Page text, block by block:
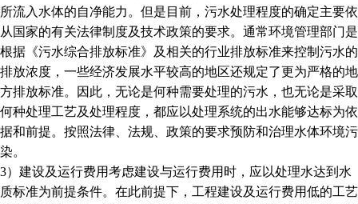
所流入水体的自净能力。但是目前，污水处理程度的确定主要依
从国家的有关法律制度及技术政策的要求。通常环境管理部门是
根据《污水综合排放标准》及相关的行业排放标准来控制污水的
排放浓度，一些经济发展水平较高的地区还规定了更为严格的地
方排放标准。因此，无论是何种需要处理的污水，也无论是采取
何种处理工艺及处理程度，都应以处理系统的出水能够达标为依
据和前提。按照法律、法规、政策的要求预防和治理水体环境污
染。
3）建设及运行费用考虑建设与运行费用时，应以处理水达到水
质标准为前提条件。在此前提下，工程建设及运行费用低的工艺